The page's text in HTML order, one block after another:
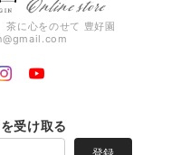
に心をのせて 豊好園
受け取る